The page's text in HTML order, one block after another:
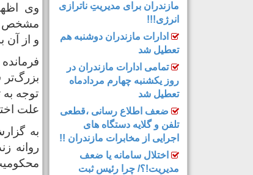
مازندران برای مدیریتِ ناترازی
انرژی!!!
ادارات مازندران دوشنبه هم
تعطیل شد
تمامی ادارات مازندران در
روز یکشنبه چهارم مردادماه
تعطیل شد
ضعف اطلاع رسانی ،قطعی
تلفن و گلایه دستگاه های
اجرایی از مخابرات مازندران !!
اختلال سامانه یا ضعف
مدیریت!؟/ چرا رئیس ثبت
وی
مشخص
و از
بزرگ‌تر
توجه
علت
به
روانه